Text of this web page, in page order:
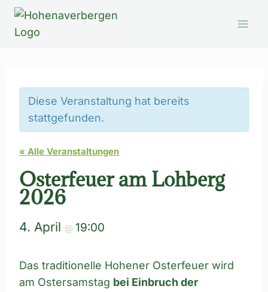
Zum
springen
Diese Veranstaltung hat bereits
stattgefunden.
« Alle Veranstaltungen
Osterfeuer am Lohberg
2026
4. April @ 19:00
Das traditionelle Hohener Osterfeuer wird
am Ostersamstag bei Einbruch der